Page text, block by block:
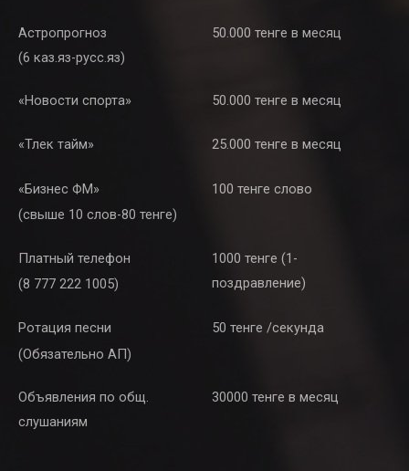
Астропрогноз
(6 каз.яз-русс.яз)
50.000 тенге в месяц
«Новости спорта» 50.000 тенге в месяц
«Тлек тайм» 25.000 тенге в месяц
«Бизнес ФМ»
(свыше 10 слов-80 тенге)
100 тенге слово
Платный телефон
(8 777 222 1005)
1000 тенге (1-
поздравление)
Ротация песни
(Обязательно АП)
50 тенге /секунда
Объявления по общ.
слушаниям
30000 тенге в месяц